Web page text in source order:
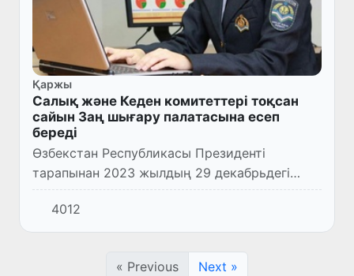
Қаржы
Салық және Кеден комитеттері тоқсан
сайын Заң шығару палатасына есеп
береді
Өзбекстан Республикасы Президенті
тарапынан 2023 жылдың 29 декабрьдегі
“Өзбекстан Республикасының “2024 жыл
үшін Өзбекстан Республикасының Мемлекет
бюджеті туралы” Заңның орындалу...
4012
« Previous Next »